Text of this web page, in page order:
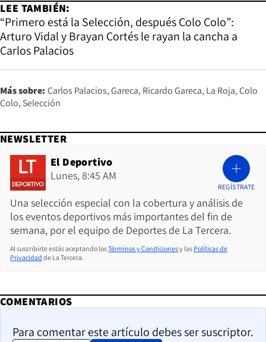
LEE TAMBIÉN:
“Primero está la Selección, después Colo Colo”:
Arturo Vidal y Brayan Cortés le rayan la cancha a
Carlos Palacios
Más sobre: Carlos Palacios Gareca Ricardo Gareca La Roja Colo
Colo Selección
NEWSLETTER
El Deportivo
Lunes, 8:45 AM
Una selección especial con la cobertura y análisis de
los eventos deportivos más importantes del fin de
semana, por el equipo de Deportes de La Tercera.
REGÍSTRATE
Al suscribirte estás aceptando losTérminos y Condicionesy las Políticas de
Privacidad de La Tercera.
COMENTARIOS
Para comentar este artículo debes ser suscriptor.